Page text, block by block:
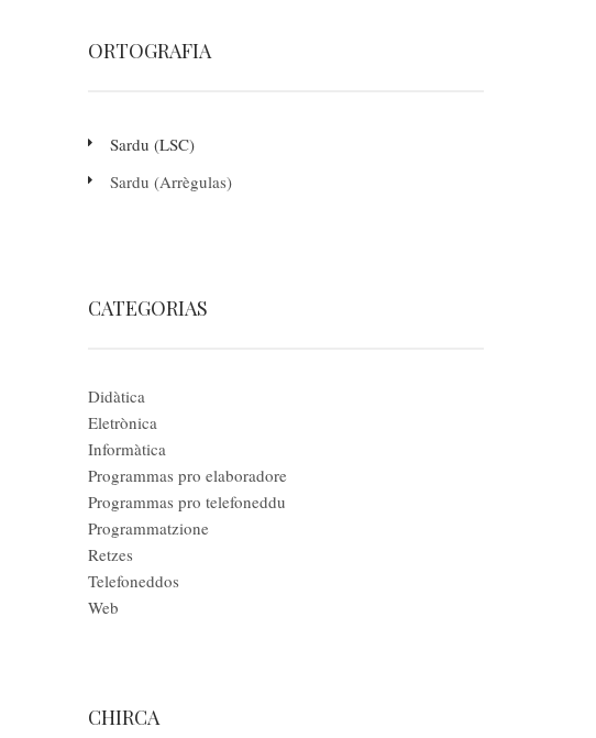
ORTOGRAFIA
Sardu (LSC)
Sardu (Arrègulas)
CATEGORIAS
Didàtica
Eletrònica
Informàtica
Programmas pro elaboradore
Programmas pro telefoneddu
Programmatzione
Retzes
Telefoneddos
Web
CHIRCA